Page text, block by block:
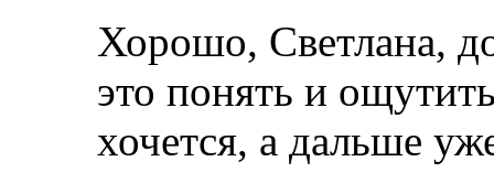
Хорошо, Светлана,
это понять и
хочется, а дальше